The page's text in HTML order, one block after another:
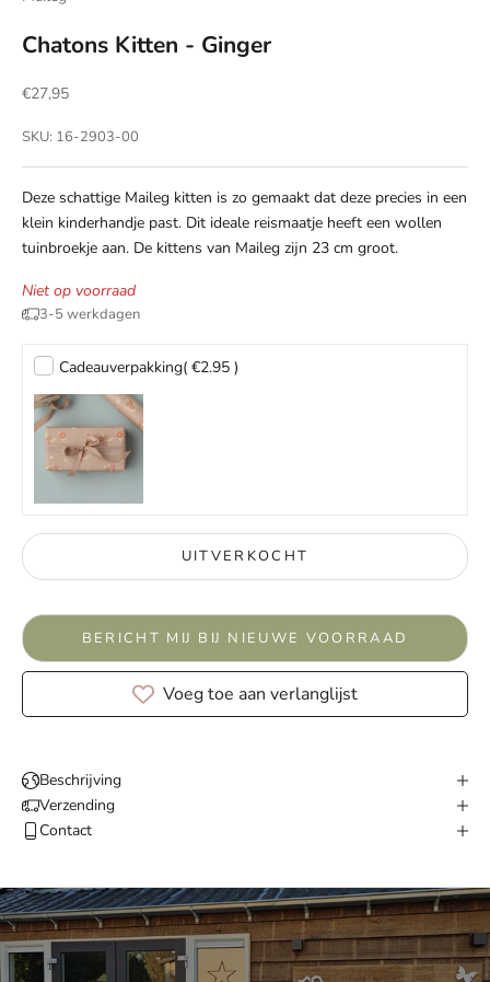
Chatons Kitten - Ginger
Aanbiedingsprijs
€27,95
SKU: 16-2903-00
Deze schattige Maileg kitten is zo gemaakt dat deze precies in een
klein kinderhandje past. Dit ideale reismaatje heeft een wollen
tuinbroekje aan. De kittens van Maileg zijn 23 cm groot.
Niet op voorraad
3-5 werkdagen
Cadeauverpakking( €2.95 )
UITVERKOCHT
BERICHT MIJ BIJ NIEUWE VOORRAAD
Voeg toe aan verlanglijst
Beschrijving
Verzending
Contact